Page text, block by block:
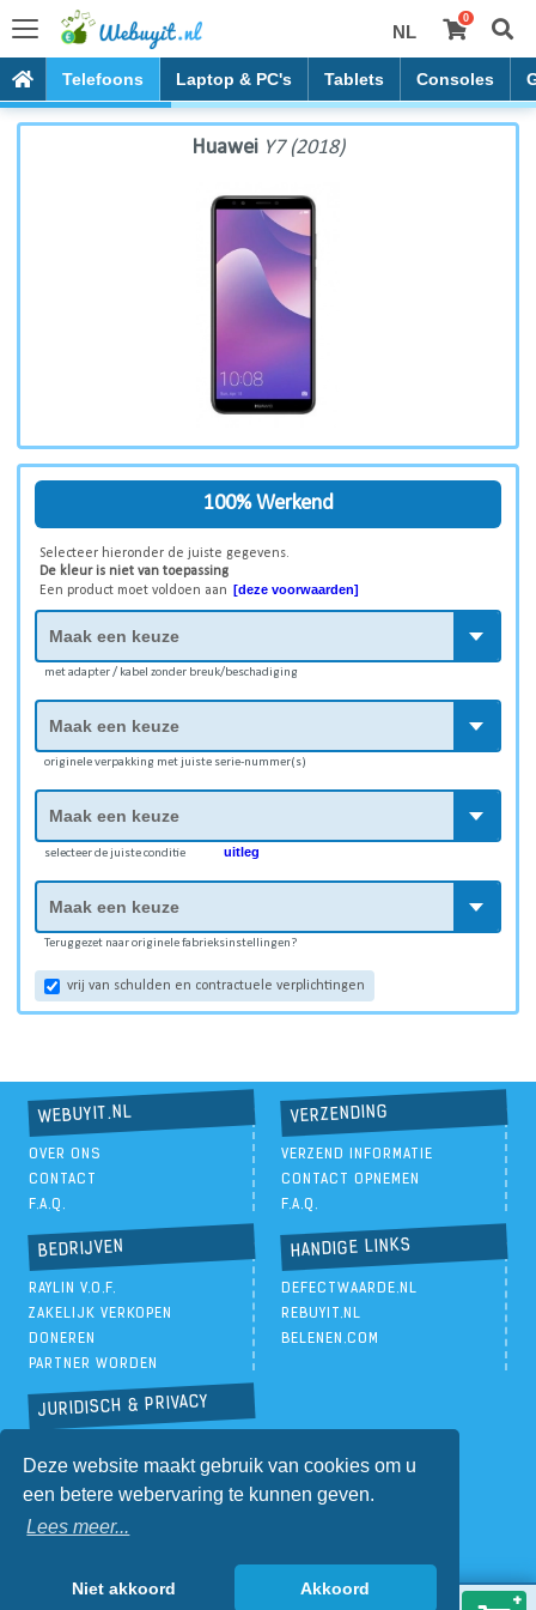
Deze website maakt gebruik van cookies om u
een betere webervaring te kunnen geven.
Lees meer...
Niet akkoord Akkoord
NL
0
Telefoons Laptop & PC's Tablets Consoles
Huawei Y7 (2018)
Huawei Y7 (2018)
100% Werkend
Selecteer hieronder de juiste gegevens.
De kleur is niet van toepassing
Een product moet voldoen aan [deze voorwaarden]
met adapter / kabel zonder breuk/beschadiging
originele verpakking met juiste serie-nummer(s)
selecteer de juiste conditie uitleg
Teruggezet naar originele fabrieksinstellingen?
vrij van schulden en contractuele verplichtingen
WEBUYIT.NL
OVER ONS
CONTACT
F.A.Q.
VERZENDING
VERZEND INFORMATIE
CONTACT OPNEMEN
F.A.Q.
BEDRIJVEN
RAYLIN V.O.F.
ZAKELIJK VERKOPEN
DONEREN
PARTNER WORDEN
HANDIGE LINKS
DEFECTWAARDE.NL
REBUYIT.NL
BELENEN.COM
JURIDISCH & PRIVACY
ALGEMENE VOORWAARDEN